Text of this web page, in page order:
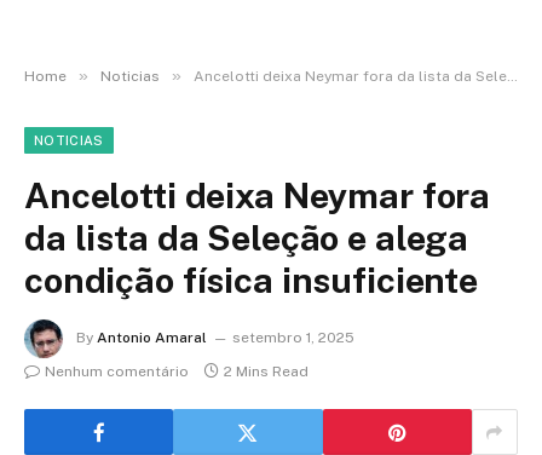
Home » Noticias » Ancelotti deixa Neymar fora da lista da Seleção e alega condição física insuficiente
NOTICIAS
Ancelotti deixa Neymar fora
da lista da Seleção e alega
condição física insuficiente
By Antonio Amaral
setembro 1, 2025
Nenhum comentário
2 Mins Read